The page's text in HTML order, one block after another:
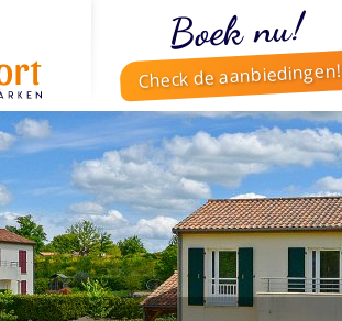
Boek nu!
Check de aanbiedingen!